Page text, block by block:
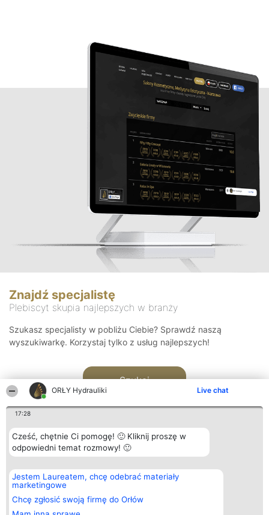
ORŁY Hydrauliki Live chat
17:28
Cześć, chętnie Ci pomogę! 🙂 Kliknij proszę w
odpowiedni temat rozmowy! 🙂
Jestem Laureatem, chcę odebrać materiały
marketingowe
Chcę zgłosić swoją firmę do Orłów
Znajdź specjalistę
Plebiscyt skupia najlepszych w branży
Szukasz specjalisty w pobliżu Ciebie? Sprawdź naszą
wyszukiwarkę. Korzystaj tylko z usług najlepszych!
Szukaj
Organizator plebiscytu
Bright Side Solutions sp. z o.
o. sp. k.
ul. Ruska 22
Wrocław 50-079
KRS 0000749100 | Regon
Plebiscyt
Laureaci
wszystkich
Laureatów
Kontakt
Kontakt